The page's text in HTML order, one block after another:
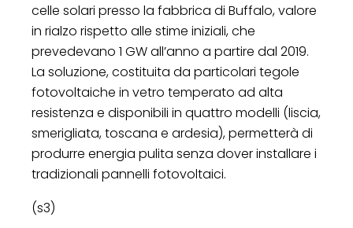
celle solari presso la fabbrica di Buffalo, valore
in rialzo rispetto alle stime iniziali, che
prevedevano 1 GW all’anno a partire dal 2019.
La soluzione, costituita da particolari tegole
fotovoltaiche in vetro temperato ad alta
resistenza e disponibili in quattro modelli (liscia,
smerigliata, toscana e ardesia), permetterà di
produrre energia pulita senza dover installare i
tradizionali pannelli fotovoltaici.
(s3)